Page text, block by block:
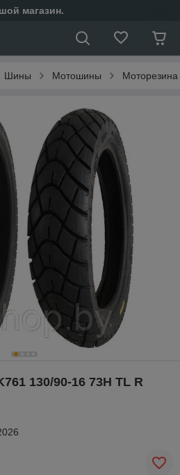
магазин.
Шины Мотошины
130/90-16 73H TL R